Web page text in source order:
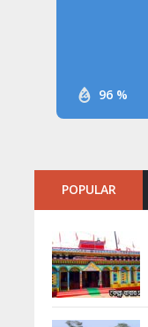
96 %
POPULAR